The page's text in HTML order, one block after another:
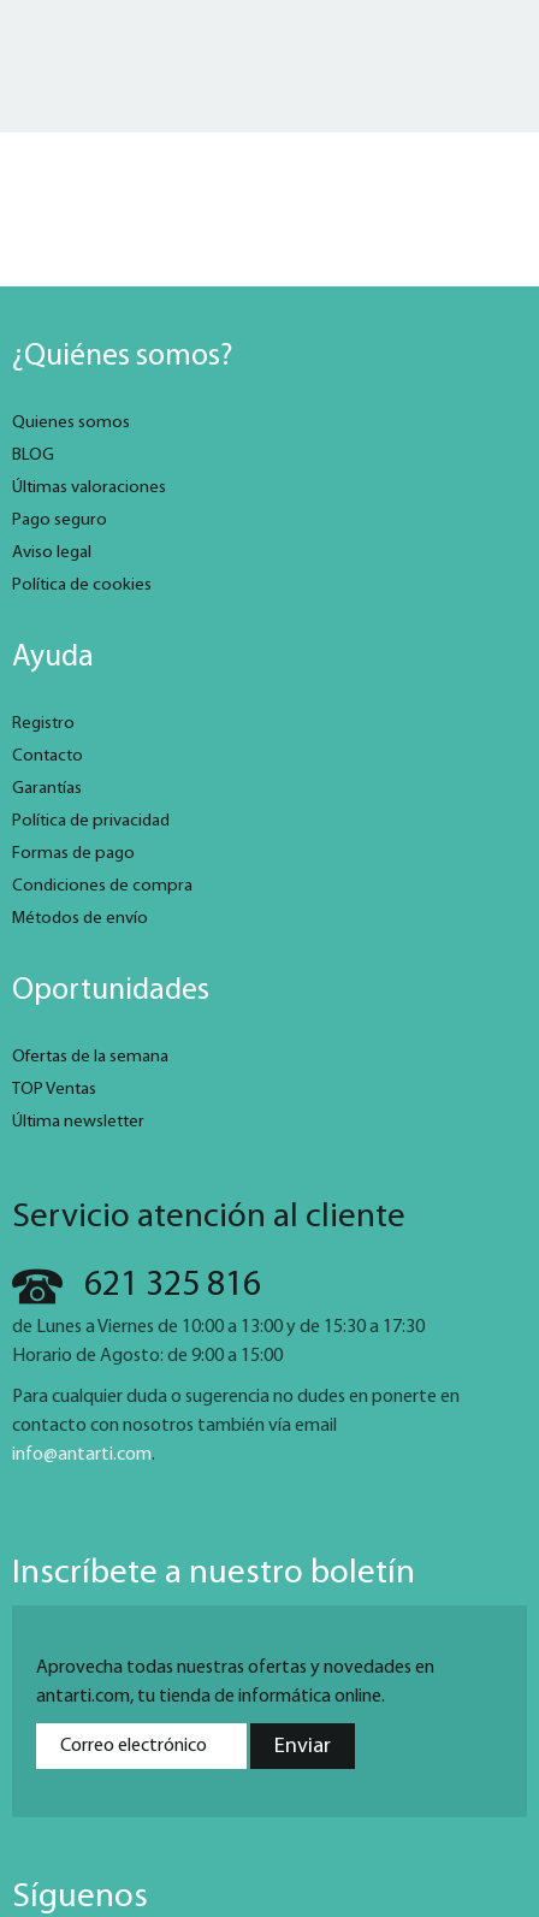
¿Quiénes somos?
Quienes somos
BLOG
Últimas valoraciones
Pago seguro
Aviso legal
Política de cookies
Ayuda
Registro
Contacto
Garantías
Política de privacidad
Formas de pago
Condiciones de compra
Métodos de envío
Oportunidades
Ofertas de la semana
TOP Ventas
Última newsletter
Servicio atención al cliente
621 325 816
de Lunes a Viernes de 10:00 a 13:00 y de 15:30 a 17:30
Horario de Agosto: de 9:00 a 15:00
Para cualquier duda o sugerencia no dudes en ponerte en
contacto con nosotros también vía email
info@antarti.com.
Inscríbete a nuestro boletín
Aprovecha todas nuestras ofertas y novedades en
antarti.com, tu tienda de informática online.
Síguenos